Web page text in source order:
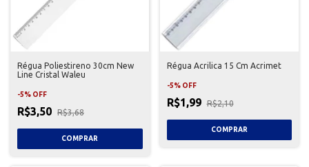
Régua Poliestireno 30cm New
Line Cristal Waleu
-5% OFF
R$3,50 R$3,68
Régua Acrilica 15 Cm Acrimet
-5% OFF
R$1,99 R$2,10